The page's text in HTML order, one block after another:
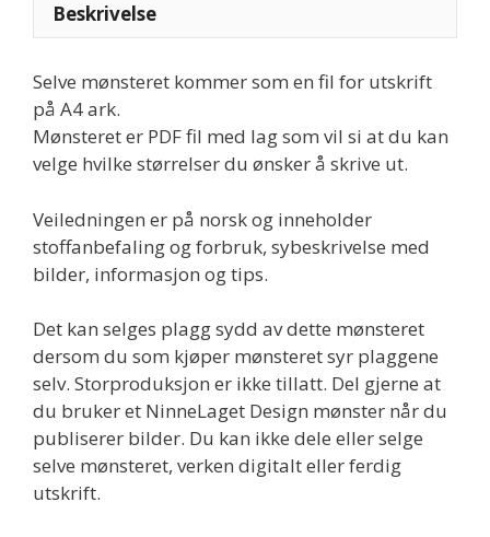
hårbånd)
Beskrivelse
Selve mønsteret kommer som en fil for utskrift
på A4 ark.
Mønsteret er PDF fil med lag som vil si at du kan
velge hvilke størrelser du ønsker å skrive ut.
Veiledningen er på norsk og inneholder
stoffanbefaling og forbruk, sybeskrivelse med
bilder, informasjon og tips.
Det kan selges plagg sydd av dette mønsteret
dersom du som kjøper mønsteret syr plaggene
selv. Storproduksjon er ikke tillatt. Del gjerne at
du bruker et NinneLaget Design mønster når du
publiserer bilder. Du kan ikke dele eller selge
selve mønsteret, verken digitalt eller ferdig
utskrift.